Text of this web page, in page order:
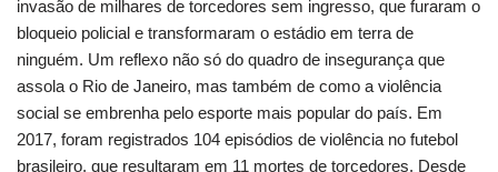
invasão de milhares de torcedores sem ingresso, que furaram o
bloqueio policial e transformaram o estádio em terra de
ninguém. Um reflexo não só do quadro de insegurança que
assola o Rio de Janeiro, mas também de como a violência
social se embrenha pelo esporte mais popular do país. Em
2017, foram registrados 104 episódios de violência no futebol
brasileiro, que resultaram em 11 mortes de torcedores. Desde